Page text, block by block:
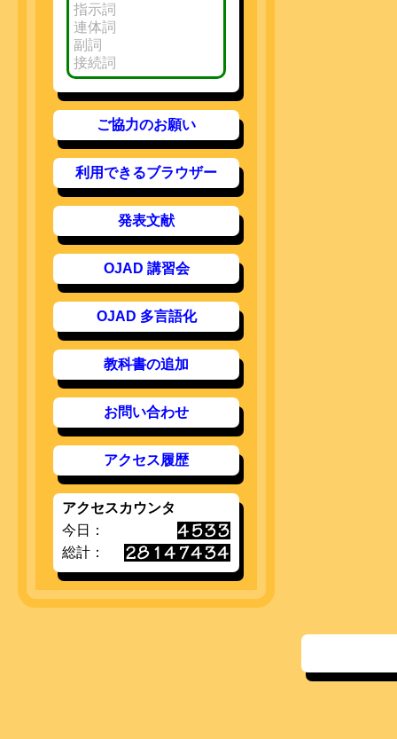
指示詞
連体詞
副詞
接続詞
ご協力のお願い
利用できるブラウザー
発表文献
OJAD 講習会
OJAD 多言語化
教科書の追加
お問い合わせ
アクセス履歴
アクセスカウンタ
今日：
総計：